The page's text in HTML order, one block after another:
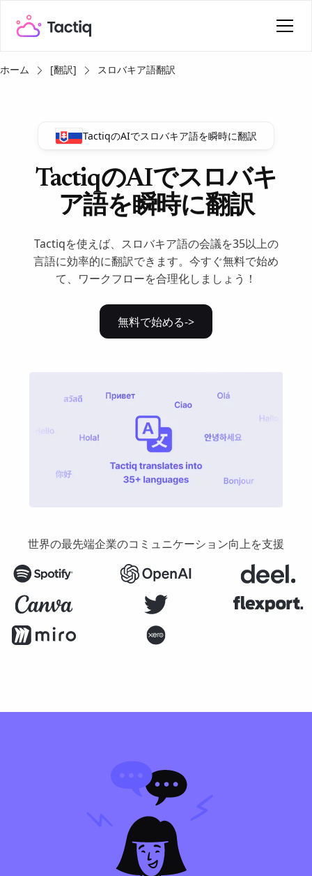
ホーム [翻訳] スロバキア語翻訳
TactiqのAIでスロバキア語を瞬時に翻訳
TactiqのAIでスロバキ
ア語を瞬時に翻訳
Tactiqを使えば、スロバキア語の会議を35以上の
言語に効率的に翻訳できます。今すぐ無料で始め
て、ワークフローを合理化しましょう！
無料で始める->
世界の最先端企業のコミュニケーション向上を支援